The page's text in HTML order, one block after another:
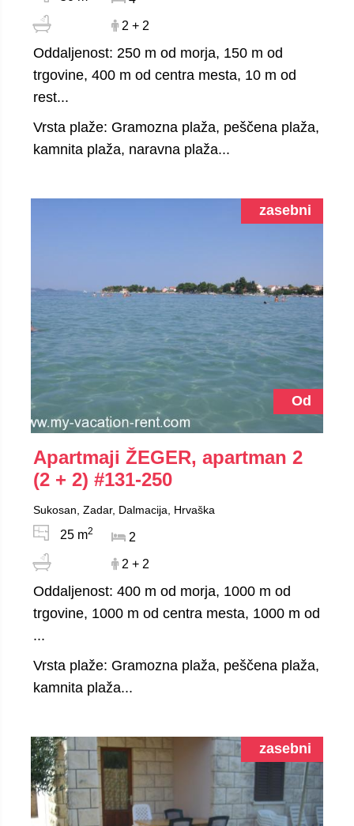
2 + 2
Oddaljenost: 250 m od morja, 150 m od
trgovine, 400 m od centra mesta, 10 m od
rest...
Vrsta plaže: Gramozna plaža, peščena plaža,
kamnita plaža, naravna plaža...
Od
zasebni
Apartmaji ŽEGER, apartman 2
(2 + 2) #131-250
Sukosan, Zadar, Dalmacija, Hrvaška
25 m2
2
2 + 2
Oddaljenost: 400 m od morja, 1000 m od
trgovine, 1000 m od centra mesta, 1000 m od
...
Vrsta plaže: Gramozna plaža, peščena plaža,
kamnita plaža...
zasebni